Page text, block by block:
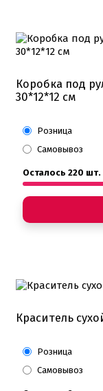
Коробка под
30*12*12 см
Розница
Самовывоз
Осталось 220 шт.
Краситель
Розница
Самовывоз